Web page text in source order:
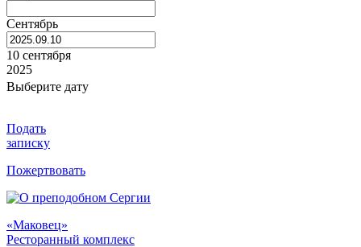
Сентябрь
10 сентября
2025
Выберите дату
Подать
записку
Пожертвовать
«Маковец»
Ресторанный комплекс